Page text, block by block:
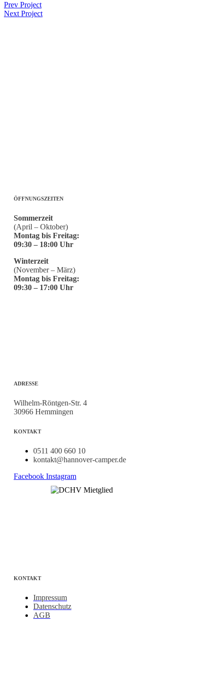
Prev Project
Next Project
ÖFFNUNGSZEITEN
Sommerzeit
(April – Oktober)
Montag bis Freitag:
09:30 – 18:00 Uhr
Winterzeit
(November – März)
Montag bis Freitag:
09:30 – 17:00 Uhr
ADRESSE
Wilhelm-Röntgen-Str. 4
30966 Hemmingen
KONTAKT
0511 400 660 10
kontakt@hannover-camper.de
Facebook Instagram
KONTAKT
Impressum
Datenschutz
AGB